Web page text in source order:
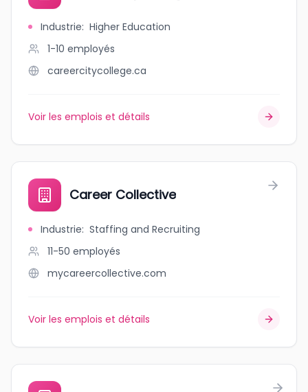
Industrie: Higher Education
1-10 employés
careercitycollege.ca
Voir les emplois et détails
Career Collective
Industrie: Staffing and Recruiting
11-50 employés
mycareercollective.com
Voir les emplois et détails